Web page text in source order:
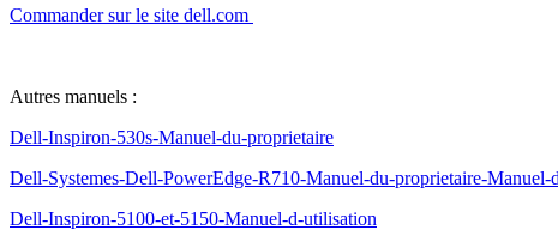
Commander sur le site dell.com
Autres manuels :
Dell-Inspiron-530s-Manuel-du-proprietaire
Dell-Systemes-Dell-PowerEdge-R710-Manuel-du-proprietaire-Manuel-
Dell-Inspiron-5100-et-5150-Manuel-d-utilisation